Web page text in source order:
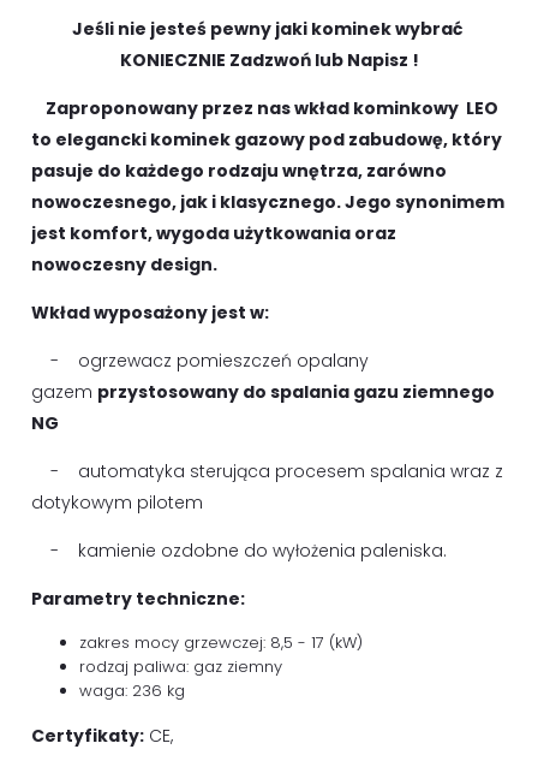
Jeśli nie jesteś pewny jaki kominek wybrać
KONIECZNIE Zadzwoń lub Napisz !
Zaproponowany przez nas wkład kominkowy LEO
to elegancki kominek gazowy pod zabudowę, który
pasuje do każdego rodzaju wnętrza, zarówno
nowoczesnego, jak i klasycznego. Jego synonimem
jest komfort, wygoda użytkowania oraz
nowoczesny design.
Wkład wyposażony jest w:
- ogrzewacz pomieszczeń opalany
gazem przystosowany do spalania gazu ziemnego
NG
- automatyka sterująca procesem spalania wraz z
dotykowym pilotem
- kamienie ozdobne do wyłożenia paleniska.
Parametry techniczne:
zakres mocy grzewczej: 8,5 - 17 (kW)
rodzaj paliwa: gaz ziemny
waga: 236 kg
Certyfikaty: CE,